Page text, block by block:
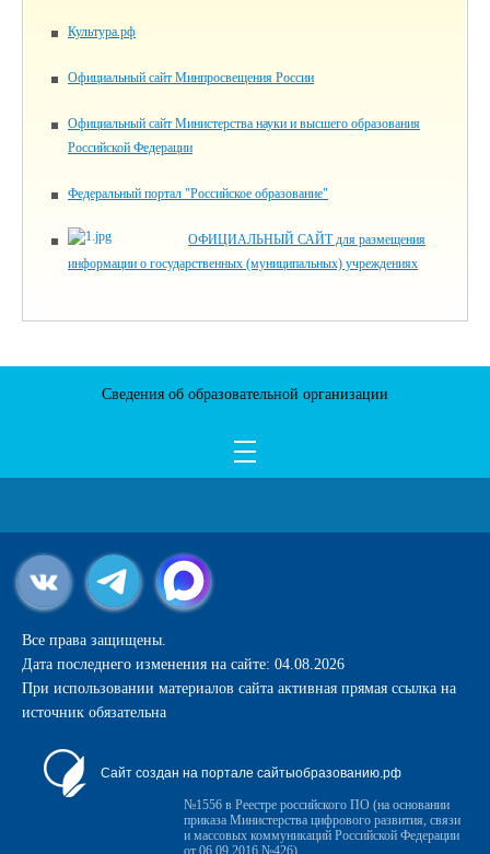
Культура.рф
Официальный сайт Минпросвещения России
Официальный сайт Министерства науки и высшего образования
Российской Федерации
Федеральный портал "Российское образование"
ОФИЦИАЛЬНЫЙ САЙТ для размещения
информации о государственных (муниципальных) учреждениях
Сведения об образовательной организации
Все права защищены.
Дата последнего изменения на сайте: 04.08.2026
При использовании материалов сайта активная прямая ссылка на
источник обязательна
Сайт создан на портале сайтыобразованию.рф
№1556 в Реестре российского ПО (на основании
приказа Министерства цифрового развития, связи
и массовых коммуникаций Российской Федерации